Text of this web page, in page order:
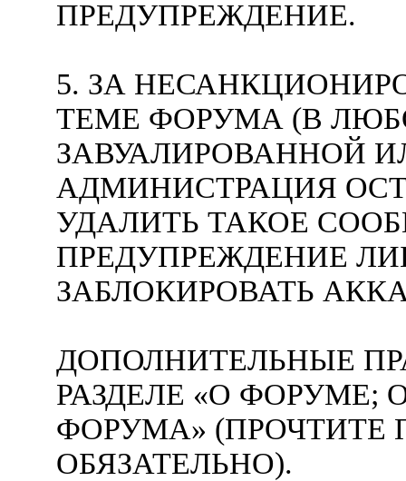
ПРЕДУПРЕЖДЕНИЕ.
5. ЗА
ТЕМЕ ФОРУМА (В
ЗАВУАЛИРОВАННОЙ
АДМИНИСТРАЦИЯ
УДАЛИТЬ ТАКОЕ
ПРЕДУПРЕЖДЕНИЕ
ЗАБЛОКИРОВАТЬ
ДОПОЛНИТЕЛЬНЫЕ
РАЗДЕЛЕ «О
ФОРУМА» (ПРОЧТИТЕ
ОБЯЗАТЕЛЬНО).